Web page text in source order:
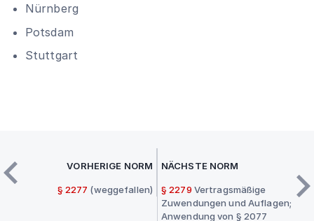
Nürnberg
Potsdam
Stuttgart
VORHERIGE NORM
§ 2277 (weggefallen)
NÄCHSTE NORM
§ 2279 Vertragsmäßige
Zuwendungen und Auflagen;
Anwendung von § 2077